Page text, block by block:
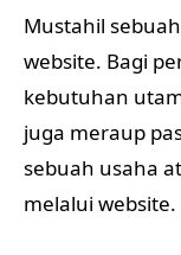
Mustahil
website. Bagi
kebutuhan
juga meraup
sebuah usaha
melalui website.